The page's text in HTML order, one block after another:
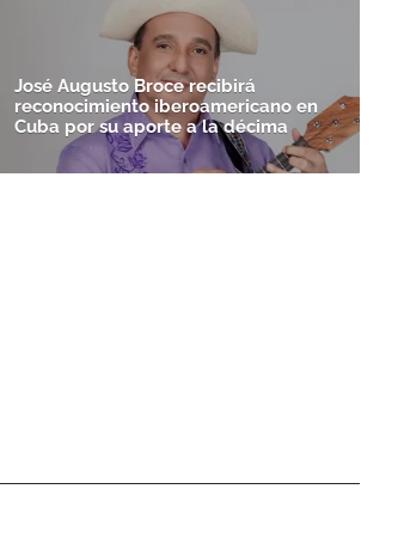
José Augusto Broce recibirá
reconocimiento iberoamericano en
Cuba por su aporte a la décima